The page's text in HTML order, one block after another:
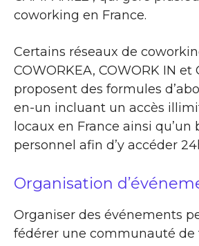
coworking en France.
Certains réseaux de
COWORKEA, COWORK IN et
proposent des formules
en-un incluant un accès
locaux en France ainsi qu’un
personnel afin d’y accéder
Organisation
Organiser des événements
fédérer une communauté de